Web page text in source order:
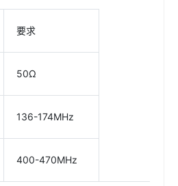
要求
50Ω
136-174MHz
400-470MHz